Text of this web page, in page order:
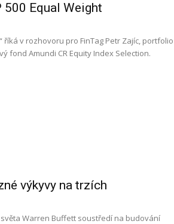
Equal Weight
v rozhovoru pro FinTag Petr Zajíc, portfolio
fond Amundi CR Equity Index Selection.
výkyvy na trzích
Warren Buffett soustředí na budování